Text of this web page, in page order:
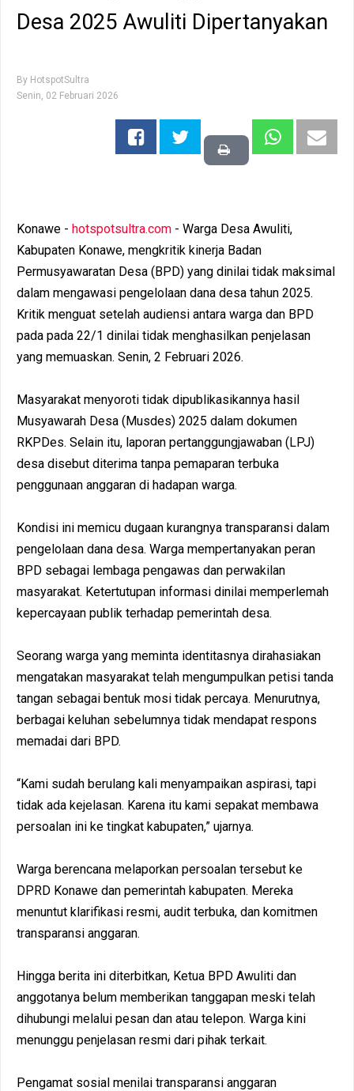
Desa 2025 Awuliti Dipertanyakan
By HotspotSultra
Senin, 02 Februari 2026
Konawe - hotspotsultra.com - Warga Desa Awuliti,
Kabupaten Konawe, mengkritik kinerja Badan
Permusyawaratan Desa (BPD) yang dinilai tidak maksimal
dalam mengawasi pengelolaan dana desa tahun 2025.
Kritik menguat setelah audiensi antara warga dan BPD
pada pada 22/1 dinilai tidak menghasilkan penjelasan
yang memuaskan. Senin, 2 Februari 2026.
Masyarakat menyoroti tidak dipublikasikannya hasil
Musyawarah Desa (Musdes) 2025 dalam dokumen
RKPDes. Selain itu, laporan pertanggungjawaban (LPJ)
desa disebut diterima tanpa pemaparan terbuka
penggunaan anggaran di hadapan warga.
Kondisi ini memicu dugaan kurangnya transparansi dalam
pengelolaan dana desa. Warga mempertanyakan peran
BPD sebagai lembaga pengawas dan perwakilan
masyarakat. Ketertutupan informasi dinilai memperlemah
kepercayaan publik terhadap pemerintah desa.
Seorang warga yang meminta identitasnya dirahasiakan
mengatakan masyarakat telah mengumpulkan petisi tanda
tangan sebagai bentuk mosi tidak percaya. Menurutnya,
berbagai keluhan sebelumnya tidak mendapat respons
memadai dari BPD.
“Kami sudah berulang kali menyampaikan aspirasi, tapi
tidak ada kejelasan. Karena itu kami sepakat membawa
persoalan ini ke tingkat kabupaten,” ujarnya.
Warga berencana melaporkan persoalan tersebut ke
DPRD Konawe dan pemerintah kabupaten. Mereka
menuntut klarifikasi resmi, audit terbuka, dan komitmen
transparansi anggaran.
Hingga berita ini diterbitkan, Ketua BPD Awuliti dan
anggotanya belum memberikan tanggapan meski telah
dihubungi melalui pesan dan atau telepon. Warga kini
menunggu penjelasan resmi dari pihak terkait.
Pengamat sosial menilai transparansi anggaran